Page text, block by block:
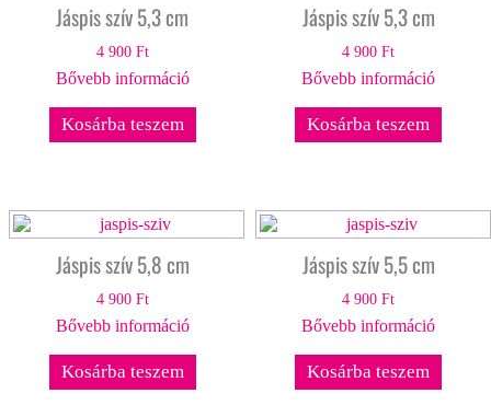
Jáspis szív 5,3 cm
4 900 Ft
Bővebb információ
Kosárba teszem
Jáspis szív 5,3 cm
4 900Ft
Bővebb információ
Kosárba teszem
Jáspis szív 5,8 cm
4 900 Ft
Bővebb információ
Kosárba teszem
Jáspis szív 5,5 cm
4 900Ft
Bővebb információ
Kosárba teszem